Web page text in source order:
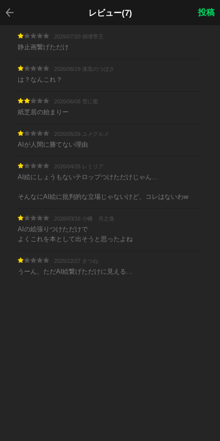
レビュー(7)
戻る
投稿
2026/07/20 倒壊帝王
静止画繋げただけ
2026/06/19 漆黒のつぼさ
は？なんこれ？
2026/06/08 雪に蜜
紙芝居の始まりー
2026/05/26 ユメグルメ
AIが人間に勝てない理由
2026/04/26 レミリア
AI絵にしょうもないテロップつけただけじゃん…
そんなにAI絵に批判的な立場じゃないけど、コレはないわw
2026/03/16 小幡 月之進
AIの絵張りつけただけで
よくこれを本として出そうと思ったよね
2025/12/27 きつね
うーん、ただAI絵繋げただけに見える…